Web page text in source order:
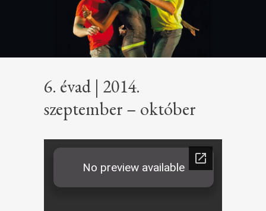
6. évad | 2014.
szeptember – október